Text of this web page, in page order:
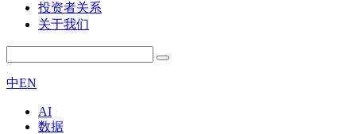
投资者关系
关于我们
中EN
AI
数据